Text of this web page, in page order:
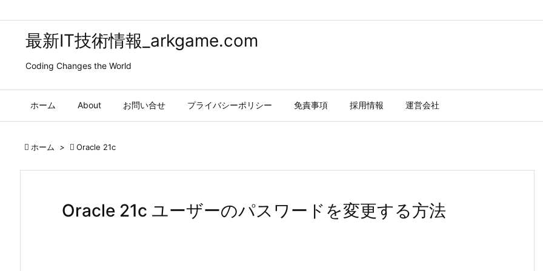
最新IT技術情報_arkgame.com
Coding Changes the World
ホーム About お問い合せ プライバシーポリシー 免責事項 採用情報 運営会社
 ホーム >  Oracle 21c
Oracle 21c ユーザーのパスワードを変更する方法